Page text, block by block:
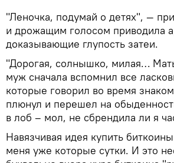
"Леночка, подумай о детях", —
и дрожащим голосом приводила
доказывающие глупость затеи.
"Дорогая, солнышко, милая…
муж сначала вспомнил все
которые говорил во время
плюнул и перешел на
в лоб – мол, не сбрендила ли я
Навязчивая идея купить
меня уже которые сутки. И это